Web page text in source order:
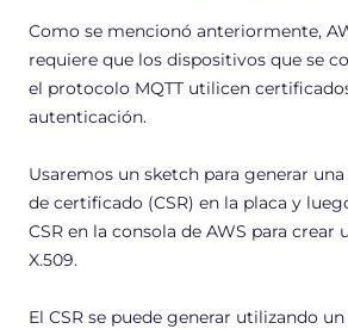
Como se mencionó anteriormente,
requiere que los dispositivos que se
el protocolo MQTT utilicen
autenticación.
Usaremos un sketch para generar
de certificado (CSR) en la placa y
CSR en la consola de AWS para crear
X.509.
El CSR se puede generar utilizando